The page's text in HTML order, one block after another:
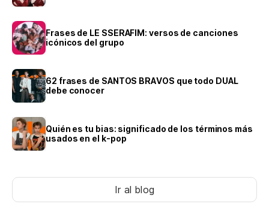
Frases de LE SSERAFIM: versos de canciones
icónicos del grupo
62 frases de SANTOS BRAVOS que todo DUAL
debe conocer
Quién es tu bias: significado de los términos más
usados en el k-pop
Ir al blog